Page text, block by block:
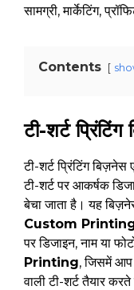
सामग्री, मार्केटिंग,
Contents
टी-शर्ट
टी-शर्ट प्रिंटिंग
टी-शर्ट पर आकर्षक
बेचा जाता है। यह
Custom
पर डिजाइन, नाम या
Printing, जिसमें आप
वाली टी-शर्ट तैयार